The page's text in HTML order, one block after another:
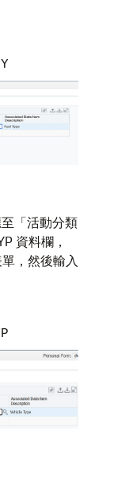
「活動分類
資料欄，
，然後輸入